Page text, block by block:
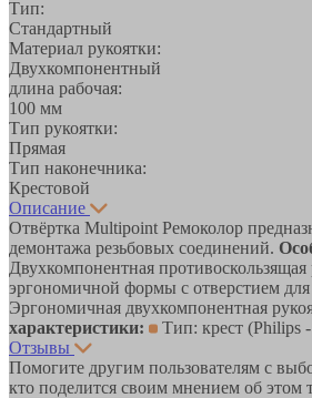
Тип:
Стандартный
Материал рукоятки:
Двухкомпонентный
длина рабочая:
100 мм
Тип рукоятки:
Прямая
Тип наконечника:
Крестовой
Описание
Отвёртка Multipoint Ремоколор
демонтажа резьбовых соединений.
Двухкомпонентная противоскользящая
эргономичной формы с отверстием для
Эргономичная двухкомпонентная
характеристики:
Тип: крест (Philips
Отзывы
Помогите другим пользователям с
кто поделится своим мнением об этом